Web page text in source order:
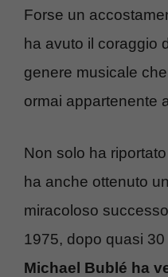
Forse un
ha avuto il coraggio
genere musicale
ormai appartenente
Non solo ha
ha anche ottenuto
miracoloso
1975, dopo quasi
Michael Bublé ha